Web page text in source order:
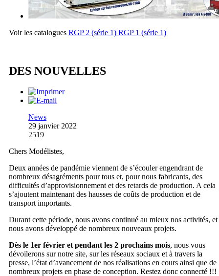
Voir les catalogues RGP 2 (série 1) RGP 1 (série 1)
DES NOUVELLES
News
29 janvier 2022
2519
Chers Modélistes,
Deux années de pandémie viennent de s’écouler engendrant de
nombreux désagréments pour tous et, pour nous fabricants, des
difficultés d’approvisionnement et des retards de production. A cela
s’ajoutent maintenant des hausses de coûts de production et de
transport importants.
Durant cette période, nous avons continué au mieux nos activités, et
nous avons développé de nombreux nouveaux projets.
Dès le 1er février et pendant les 2 prochains mois, nous vous
dévoilerons sur notre site, sur les réseaux sociaux et à travers la
presse, l’état d’avancement de nos réalisations en cours ainsi que de
nombreux projets en phase de conception. Restez donc connecté !!!